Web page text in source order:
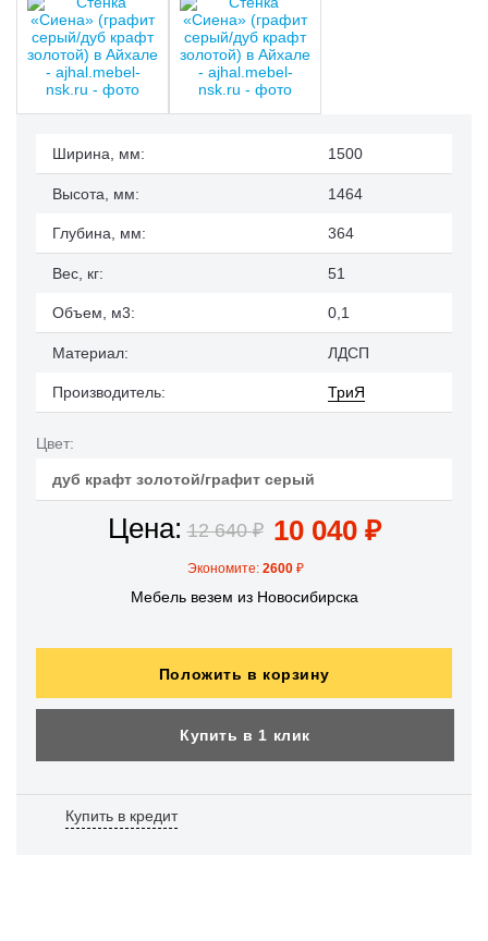
Ширина, мм: 1500
Высота, мм: 1464
Глубина, мм: 364
Вес, кг: 51
Объем, м3: 0,1
Материал: ЛДСП
Производитель: ТриЯ
Цвет:
дуб крафт золотой/графит серый
Цена: 12 640 ₽ 10 040 ₽
Экономите: 2600 ₽
Мебель везем из Новосибирска
Положить в корзину
Купить в 1 клик
Купить в кредит